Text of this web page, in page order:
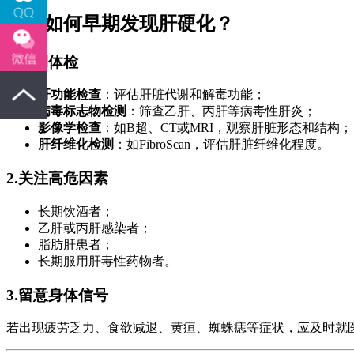
三、如何早期发现肝硬化？
1.定期体检
肝功能检查 ：评估肝脏代谢和解毒功能；
病毒标志物检测 ：筛查乙肝、丙肝等病毒性肝炎；
影像学检查 ：如B超、CT或MRI，观察肝脏形态和结构；
肝纤维化检测 ：如FibroScan，评估肝脏纤维化程度。
2.关注高危因素
长期饮酒者；
乙肝或丙肝感染者；
脂肪肝患者；
长期服用肝毒性药物者。
3.留意身体信号
若出现疲劳乏力、食欲减退、黄疸、蜘蛛痣等症状，应及时就